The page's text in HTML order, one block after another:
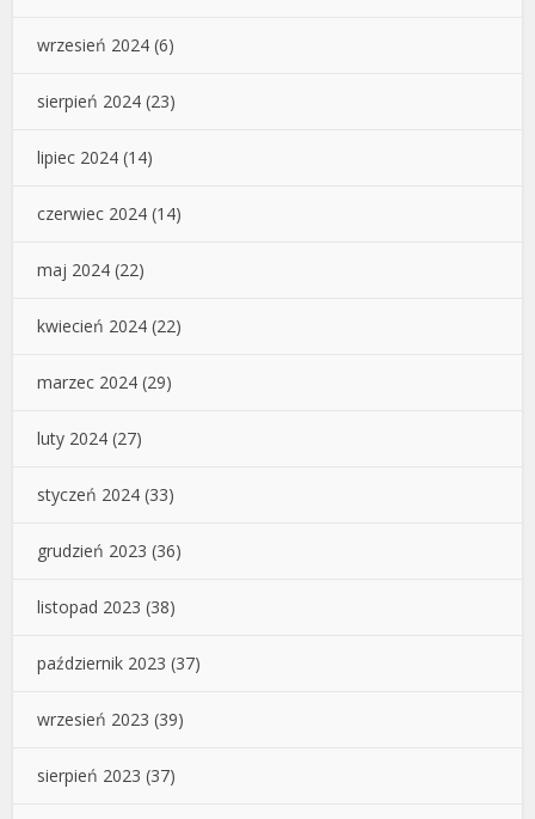
wrzesień 2024 (6)
sierpień 2024 (23)
lipiec 2024 (14)
czerwiec 2024 (14)
maj 2024 (22)
kwiecień 2024 (22)
marzec 2024 (29)
luty 2024 (27)
styczeń 2024 (33)
grudzień 2023 (36)
listopad 2023 (38)
październik 2023 (37)
wrzesień 2023 (39)
sierpień 2023 (37)